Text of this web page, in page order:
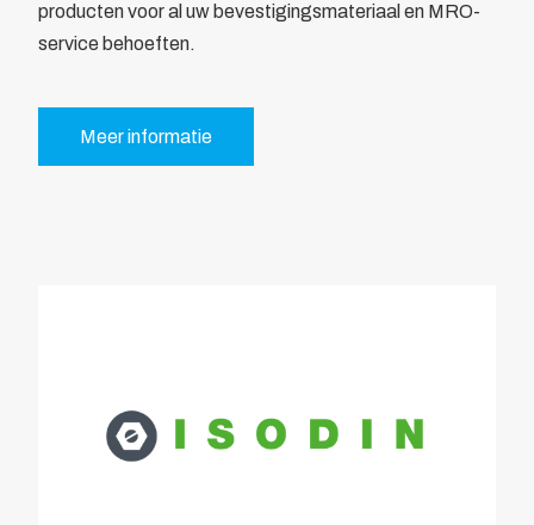
producten voor al uw bevestigingsmateriaal en MRO-
service behoeften.
Meer informatie